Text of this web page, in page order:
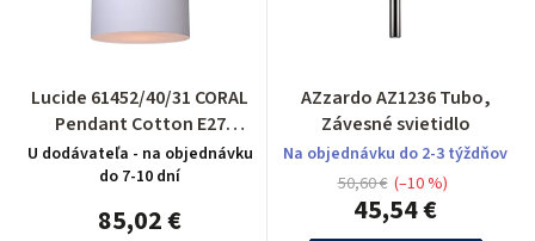
Lucide 61452/40/31 CORAL
Pendant Cotton E27
D40/40/20 White
U dodávateľa - na objednávku
do 7-10 dní
85,02 €
AZzardo AZ1236 Tubo,
Závesné svietidlo
Na objednávku do 2-3 týždňov
45,54 €
50,60 € (–10 %)